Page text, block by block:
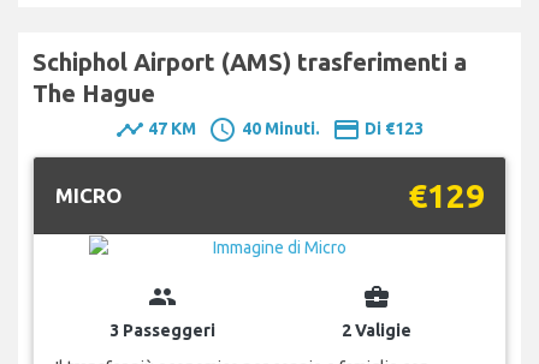
Schiphol Airport (AMS) trasferimenti a
The Hague
timeline 47 KM schedule 40 Minuti. payment Di €123
MICRO €129
group
3 Passeggeri
business_center
2 Valigie